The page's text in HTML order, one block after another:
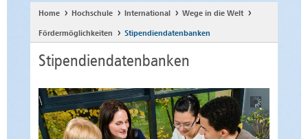
Alumni
Unternehmen und Institutionen
Studierende
Beschäftigte
Home Hochschule International Wege in die Welt
Fördermöglichkeiten Stipendiendatenbanken
Stipendiendatenbanken